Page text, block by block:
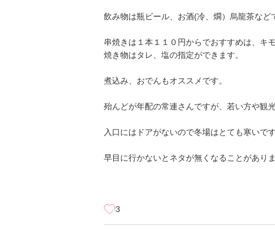
飲み物は瓶ビール、お酒(冷、燗）烏龍茶など
串焼きは１本１１０円からでおすすめは、キ
焼き物はタレ、塩の指定ができます。
煮込み、おでんもオススメです。
殆んどが年配の常連さんですが、若い方や観
入口にはドアがないので冬場はとても寒いです
早目に行かないとネタが無くなることがありま
3